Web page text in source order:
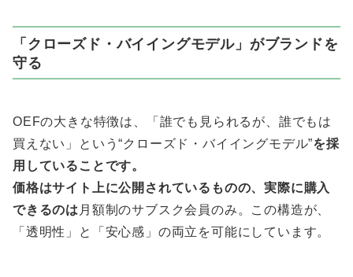
「クローズド・バイイングモデル」がブランドを
守る
OEFの大きな特徴は、「誰でも見られるが、誰でもは
買えない」という“クローズド・バイイングモデル”を採
用していることです。
価格はサイト上に公開されているものの、実際に購入
できるのは 月額制のサブスク会員のみ。この構造が、
「透明性」と「安心感」の両立を可能にしています。